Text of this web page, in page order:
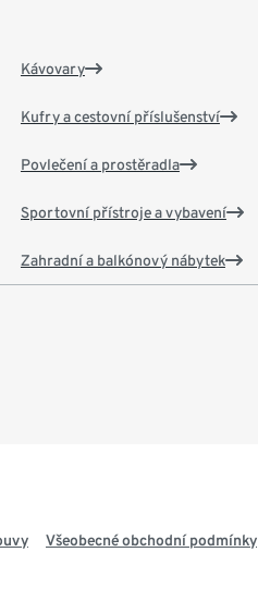
Kávovary
Kufry a cestovní příslušenství
Povlečení a prostěradla
Sportovní přístroje a vybavení
Zahradní a balkónový nábytek
Všeobecné obchodní podmínky